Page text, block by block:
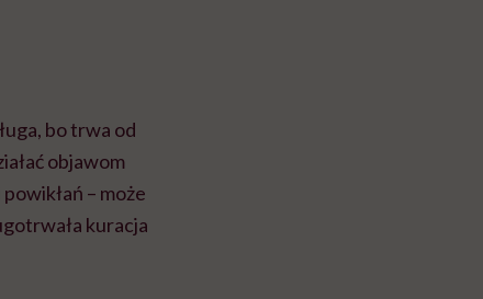
bo trwa od
objawom
– może
kuracja